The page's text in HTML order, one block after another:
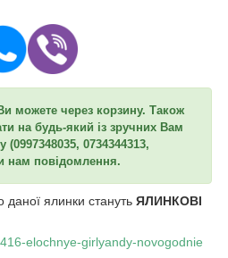
можете через корзину. Також
на будь-який із зручних Вам
0734344313,
нам повідомлення.
ялинки стануть ЯЛИНКОВІ
elochnye-girlyandy-novogodnie